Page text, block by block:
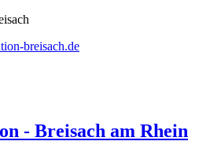
breisach.de
- Breisach am Rhein